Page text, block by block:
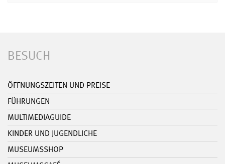
BESUCH
ÖFFNUNGSZEITEN UND PREISE
FÜHRUNGEN
MULTIMEDIAGUIDE
KINDER UND JUGENDLICHE
MUSEUMSSHOP